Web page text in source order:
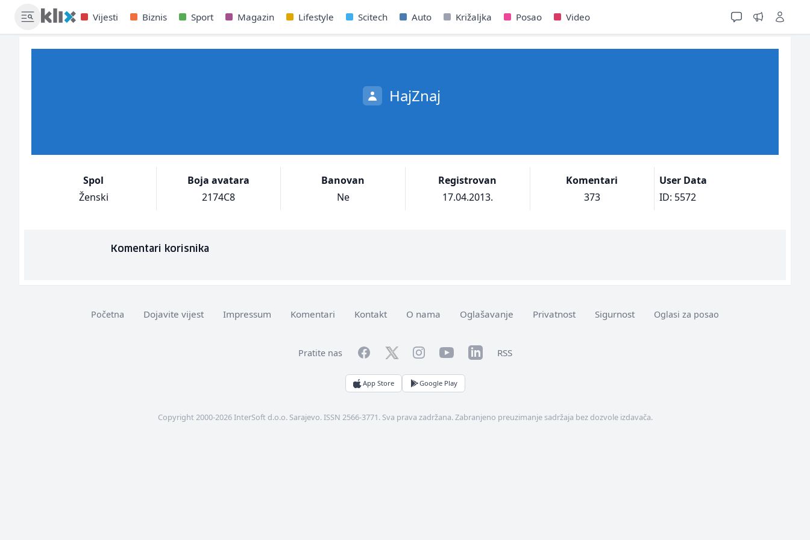
Vijesti Biznis Sport Magazin Lifestyle Scitech Auto Križaljka Posao Video
HajZnaj
Spol
Ženski
Boja avatara
2174C8
Banovan
Ne
Registrovan
17.04.2013.
Komentari
373
User Data
ID: 5572
Komentari korisnika
Početna Dojavite vijest Impressum Komentari Kontakt O nama Oglašavanje Privatnost Sigurnost Oglasi za posao
Pratite nas FacebookTwitterInstagramYouTubeLinkedInRSS
App Store Google Play
Copyright 2000-2026 InterSoft d.o.o. Sarajevo. ISSN 2566-3771. Sva prava zadržana. Zabranjeno preuzimanje sadržaja bez dozvole izdavača.